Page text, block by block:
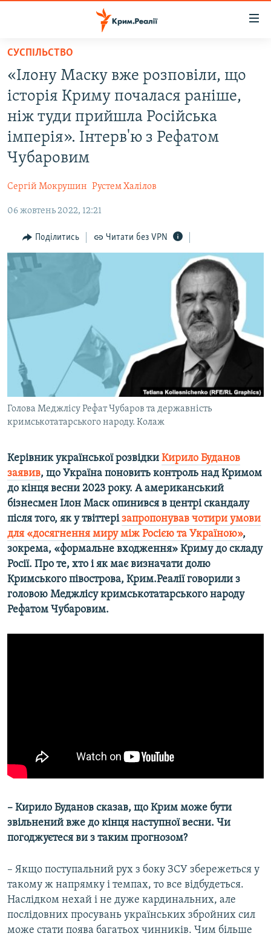
Перейти
основного
матеріалу
Перейти
до
основної
навігації
Перейти
до
ВОДА.КРИМ
ВІДЕО ТА ФОТО
ПОЛІТИКА
БЛОГИ
ІНТЕРВ'Ю
ВСЕ ЗА ДЕНЬ
СПЕЦПРОЕКТИ
ДЕПОРТАЦІЯ
СВІДЧЕННЯ ОКУПАЦІЇ
УКРАЇНСЬКА ПРОБЛЕМА КРИМУ
ЯК ОБІЙТИ БЛОКУВАННЯ
Qırımtatar
ДОЛУЧАЙСЯ!
Усі сайти RFE/RL
СУСПІЛЬСТВО
«Ілону Маску вже розповіли, що
історія Криму почалася раніше,
ніж туди прийшла Російська
імперія». Інтерв'ю з Рефатом
Чубаровим
Сергій Мокрушин Рустем Халілов
06 жовтень 2022, 12:21
Поділитись Читати без VPN
Голова Меджлісу Рефат Чубаров та державність
кримськотатарського народу. Колаж
Керівник української розвідки Кирило Буданов
заявив, що Україна поновить контроль над Кримом
до кінця весни 2023 року. А американський
бізнесмен Ілон Маск опинився в центрі скандалу
після того, як у твіттерізапропонував чотири умови
для «досягнення миру між Росією та Україною»,
зокрема, «формальне входження» Криму до складу
Росії. Про те, хто і як має визначати долю
Кримського півострова, Крим.Реалії говорили з
головою Меджлісу кримськотатарського народу
Рефатом Чубаровим.
– Кирило Буданов сказав, що Крим може бути
звільнений вже до кінця наступної весни. Чи
погоджуєтеся ви з таким прогнозом?
– Якщо поступальний рух з боку ЗСУ збережеться у
такому ж напрямку і темпах, то все відбудеться.
Наслідком нехай і не дуже кардинальних, але
послідовних просувань українських збройних сил
може стати поява багатьох чинників. Чим більше